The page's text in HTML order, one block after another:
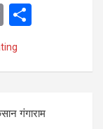
C
o
py
nगंगाराम